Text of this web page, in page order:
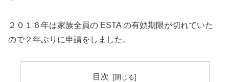
２０１６年は家族全員の ESTA の有効期限が切れていた
ので２年ぶりに申請をしました。
目次